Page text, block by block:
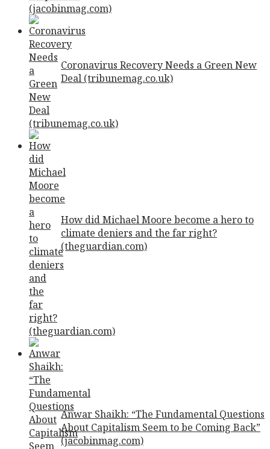
Coronavirus Recovery Needs a Green New
Deal (tribunemag.co.uk)
How did Michael Moore become a hero to
climate deniers and the far right?
(theguardian.com)
Anwar Shaikh: “The Fundamental Questions
About Capitalism Seem to be Coming Back”
(jacobinmag.com)